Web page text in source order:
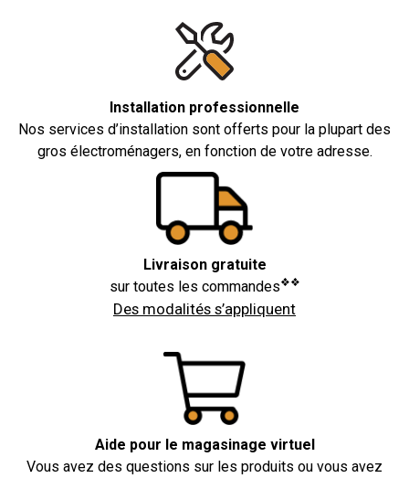
Installation professionnelle
Nos services d’installation sont offerts pour la plupart des
gros électroménagers, en fonction de votre adresse.
Livraison gratuite
sur toutes les commandes❖❖
Des modalités s’appliquent
Aide pour le magasinage virtuel
Vous avez des questions sur les produits ou vous avez